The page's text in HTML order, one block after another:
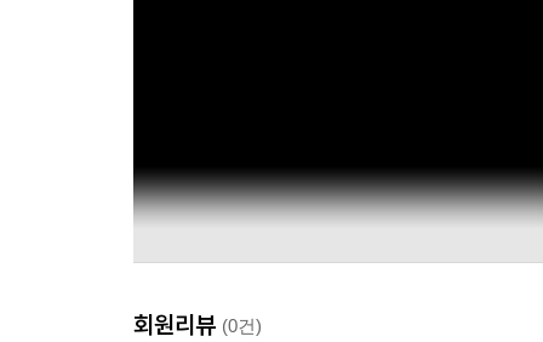
회원리뷰 (0건)